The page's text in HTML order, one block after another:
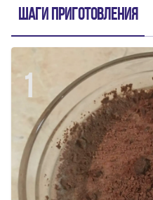
Шаги приготовления
1